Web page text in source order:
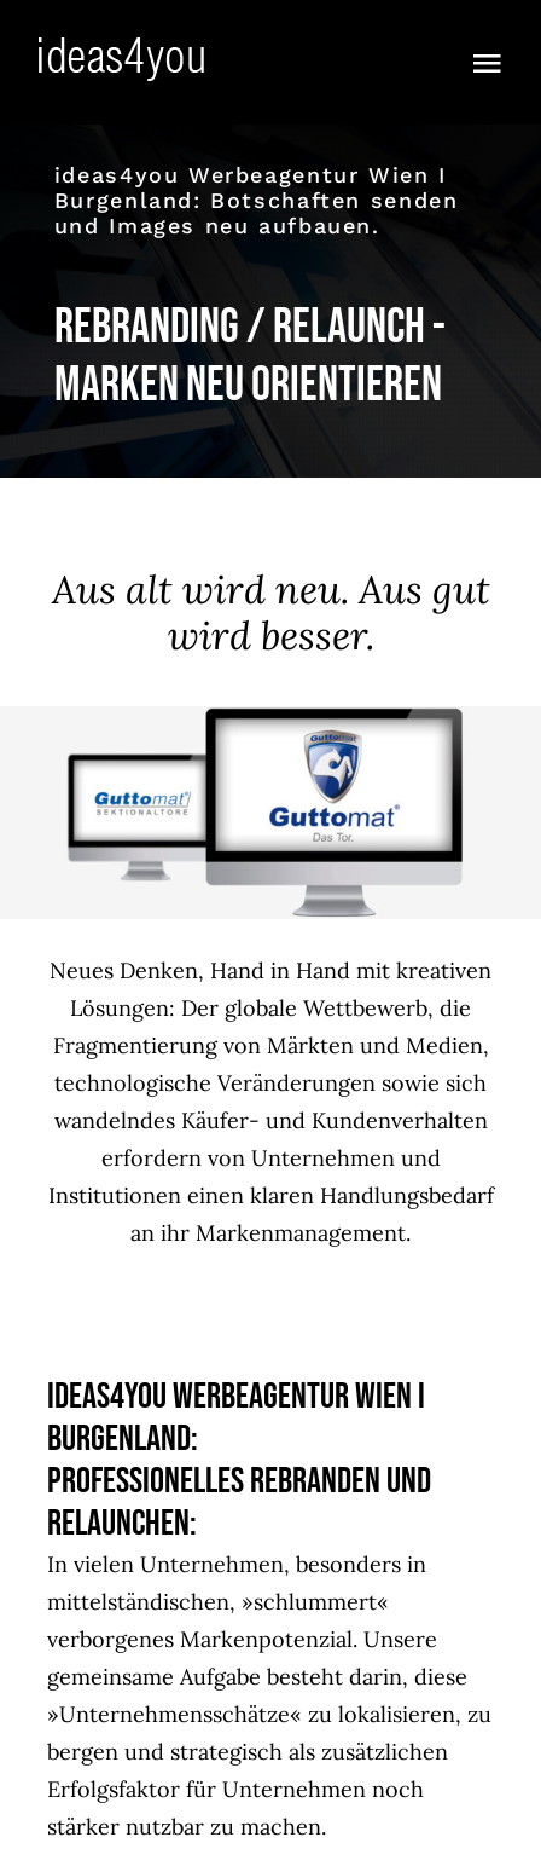
Vorfreude!
Anders
KI WOW !
Full Service
Kontakt
ideas4you Werbeagentur Wien I
Burgenland: Botschaften senden
und Images neu aufbauen.
Rebranding / ReLaunch -
Marken neu orientieren
Aus alt wird neu. Aus gut
wird besser.
Neues Denken, Hand in Hand mit kreativen
Lösungen: Der globale Wettbewerb, die
Fragmentierung von Märkten und Medien,
technologische Veränderungen sowie sich
wandelndes Käufer- und Kundenverhalten
erfordern von Unternehmen und
Institutionen einen klaren Handlungsbedarf
an ihr Markenmanagement.
ideas4you Werbeagentur Wien I
Burgenland:
Professionelles ReBranden und
ReLaunchen:
In vielen Unternehmen, besonders in
mittelständischen, »schlummert«
verborgenes Markenpotenzial. Unsere
gemeinsame Aufgabe besteht darin, diese
»Unternehmensschätze« zu lokalisieren, zu
bergen und strategisch als zusätzlichen
Erfolgsfaktor für Unternehmen noch
stärker nutzbar zu machen.